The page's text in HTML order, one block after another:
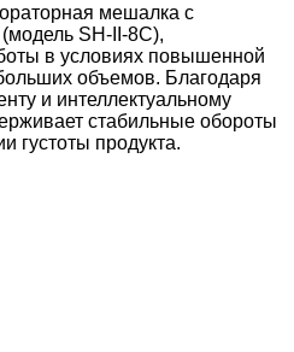
мешалка с
SH-II-8C),
в условиях повышенной
объемов. Благодаря
и интеллектуальному
стабильные обороты
густоты продукта.